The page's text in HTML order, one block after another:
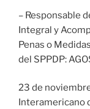
– Responsable
Integral y
Penas o
del SPPDP:
23 de
Interamericano